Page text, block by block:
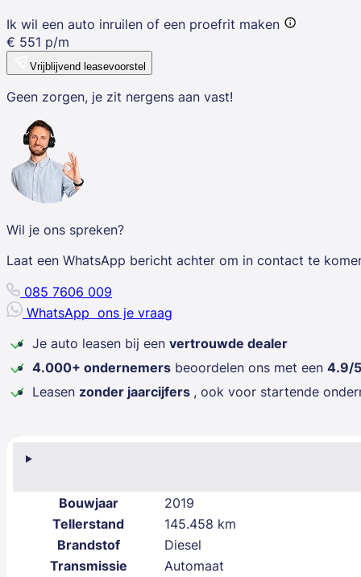
Bouwjaar
2019
Tellerstand
145.458 km
Brandstof
Diesel
Transmissie
Automaat
Ik wil een auto inruilen of een proefrit maken
€ 551 p/m
Vrijblijvend leasevoorstel
Geen zorgen, je zit nergens aan vast!
Wil je ons spreken?
Laat een WhatsApp bericht achter om in contact te
085 7606 009
WhatsApp ons je vraag
Je auto leasen bij een vertrouwde dealer
4.000+ ondernemers beoordelen ons met een 4.9/5
Leasen zonder jaarcijfers , ook voor startende